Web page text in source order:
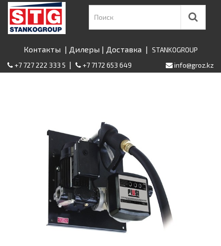
Контакты | Дилеры | Доставка | STANKOGROUP
+7 727 222 333 5 | +7 7172 653 649 info@groz.kz